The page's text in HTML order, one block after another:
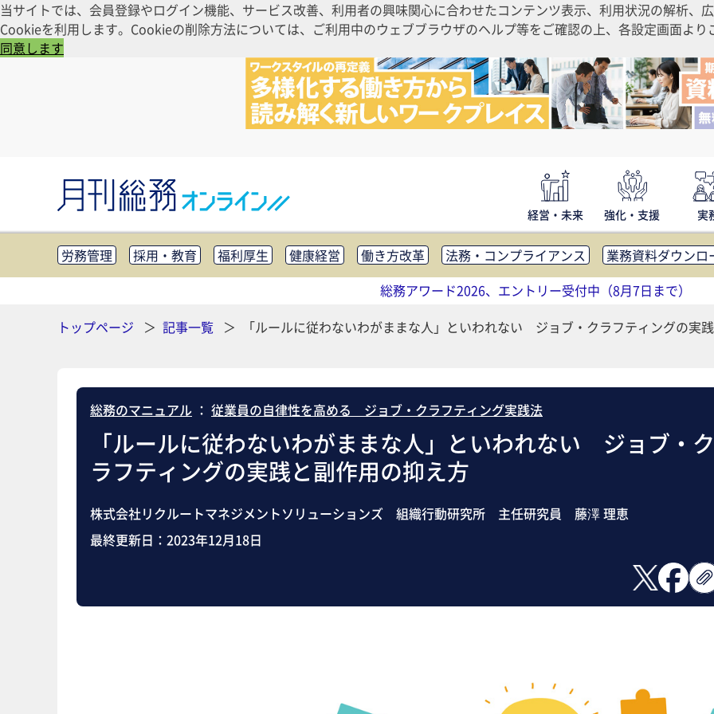
当サイトでは、会員登録やログイン機能、サービス改善、利用者の興味関心に合わせたコンテンツ表示、利用状況の解析、
Cookieを利用します。Cookieの削除方法については、ご利用中のウェブブラウザのヘルプ等をご確認の上、各設定画面よ
同意します
経営・未来 強化・支援 実
労務管理 採用・教育 福利厚生 健康経営 働き方改革 法務・コンプライアンス
業務資料ダウンロ
知財管理
リスクマネジメント・BCP 社外・社内広報 社外・社内コミュニケーション活性化
FM・オフ
助成金・補助金・コスト削減 アウトソーシング・BPO
調査・レ
総務アワード2026、エントリー受付中（8月7日まで）
トップページ
記事一覧 「ルールに従わないわがままな人」といわれない ジョブ・クラフティングの実
総務のマニュアル ： 従業員の自律性を高める ジョブ・クラフティング実践法
「ルールに従わないわがままな人」といわれない ジョブ・ク
ラフティングの実践と副作用の抑え方
株式会社リクルートマネジメントソリューションズ 組織行動研究所 主任研究員 藤澤 理恵
最終更新日： 2023年12月18日